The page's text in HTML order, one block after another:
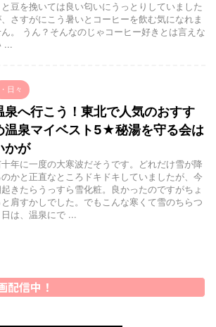
と豆を挽いては良い匂いにうっとりしていました
、さすがにこう暑いとコーヒーを飲む気になれま
。 うん？そんなのじゃコーヒー好きとは言えな
...
・日々
泉へ行こう！東北で人気のおすす
温泉マイベスト5★秘湯を守る会は
かが
年に一度の大寒波だそうです。どれだけ雪が降
のかと正直なところドキドキしていましたが、今
きたらうっすら雪化粧。良かったのですがちょ
と肩すかしでした。でもこんな寒くて雪のちらつ
日は、温泉にで ...
配信中！